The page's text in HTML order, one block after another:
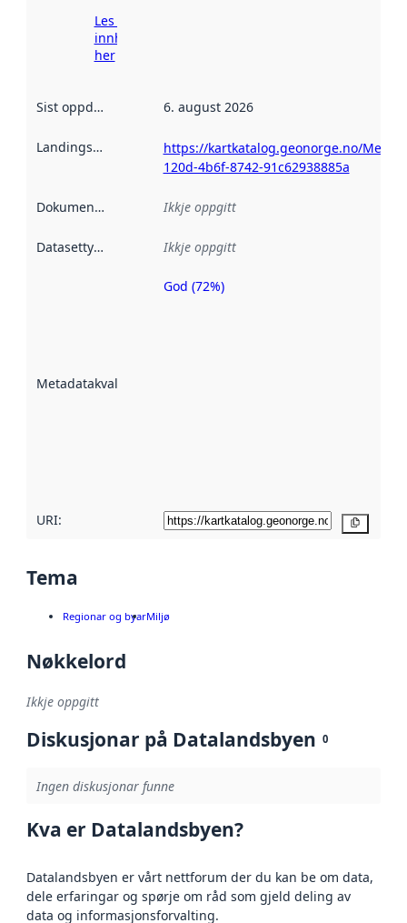
Les meir om
innhenting
her
Sist oppdatert 6. august 2026
Landingsside
https://kartkatalog.geonorge.no/
120d-4b6f-8742-91c62938885a
Dokumentasjon Ikkje oppgitt
Datasettype Ikkje oppgitt
Metadatakvalitet
Metadatakvalitet
God (72%)
URI:
Tema
Regionar og byarMiljø
Nøkkelord
Ikkje oppgitt
Diskusjonar på Datalandsbyen 0
Ingen diskusjonar funne
Kva er Datalandsbyen?
Datalandsbyen er vårt nettforum der du kan be om data,
dele erfaringar og spørje om råd som gjeld deling av
data og informasjonsforvalting.